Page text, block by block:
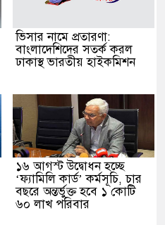
ভিসার নামে প্রতারণা:
বাংলাদেশিদের সতর্ক করল
ঢাকাস্থ ভারতীয় হাইকমিশন
১৬ আগস্ট উদ্বোধন হচ্ছে
‘ফ্যামিলি কার্ড’ কর্মসূচি, চার
বছরে অন্তর্ভুক্ত হবে ১ কোটি
৬০ লাখ পরিবার